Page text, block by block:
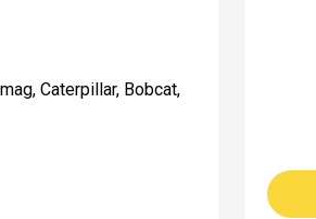
Caterpillar, Bobcat,